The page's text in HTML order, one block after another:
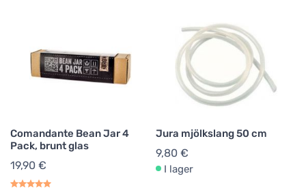
Comandante Bean Jar 4
Pack, brunt glas
19,90 €
Jura mjölkslang 50 cm
9,80 €
I lager